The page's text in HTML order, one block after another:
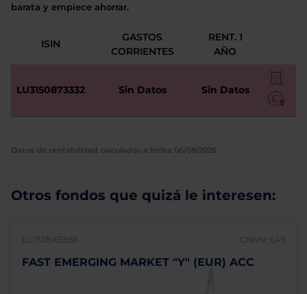
barata y empiece ahorrar.
ISIN
GASTOS
CORRIENTES
RENT. 1
AÑO
LU3150873332 Sin Datos Sin Datos
Datos de rentabilidad calculados a fecha 06/08/2026
Otros fondos que quizá le interesen:
LU1338165936 CNMV: 649
FAST EMERGING MARKET "Y" (EUR) ACC